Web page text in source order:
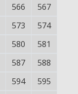
566
567
573
574
580
581
587
588
594
595